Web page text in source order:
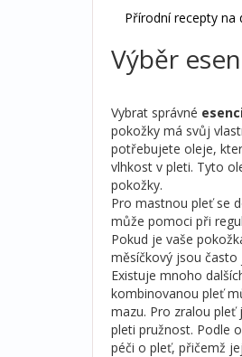
Přírodní recepty na
Výběr
Vybrat správné
pokožky má svůj
potřebujete oleje,
vlhkost v pleti. Tyto
pokožky.
Pro mastnou pleť se
může pomoci při
Pokud je vaše
měsíčkový jsou
Existuje mnoho
kombinovanou pleť
mazu. Pro zralou
pleti pružnost. Podle
péči o pleť, přičemž